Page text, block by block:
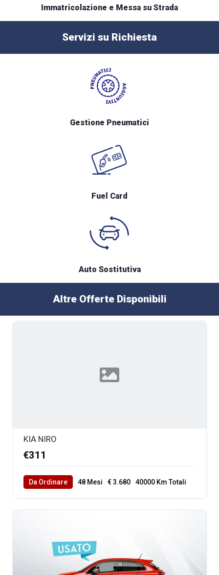
Immatricolazione e Messa su Strada
Servizi su Richiesta
Gestione Pneumatici
Fuel Card
Auto Sostitutiva
Altre Offerte Disponibili
KIA NIRO
€311
Da Ordinare 48 Mesi € 3.680 40000 Km Totali